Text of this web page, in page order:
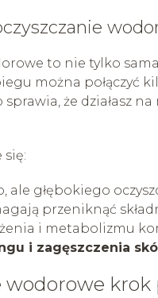
to nie tylko sama
można połączyć
że działasz
się:
głębokiego
przeniknąć
i metabolizmu
i zagęszczenia
wodorowe krok